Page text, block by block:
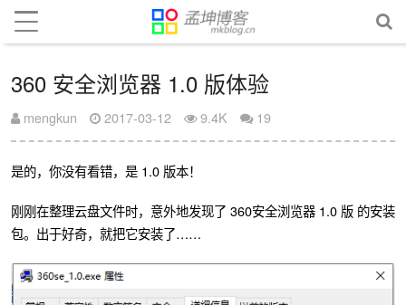
360 安全浏览器 1.0 版体验
mengkun 2017-03-12 9.4K 19
是的，你没有看错，是 1.0 版本！
刚刚在整理云盘文件时，意外地发现了 360安全浏览器 1.0 版 的安装
包。出于好奇，就把它安装了……